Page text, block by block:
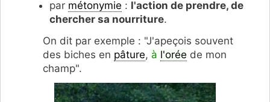
par métonymie : l'action de prendre, de
chercher sa nourriture.
On dit par exemple : "J'apeçois souvent
des biches en pâture, à l'orée de mon
champ".